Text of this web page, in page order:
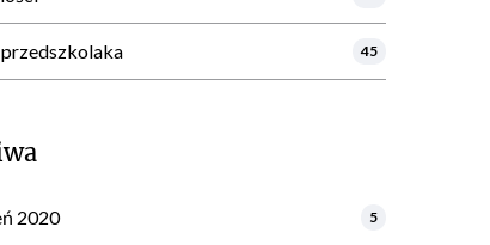
przedszkolaka 45
2020 5